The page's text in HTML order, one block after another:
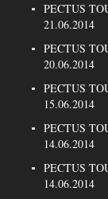
PECTUS
21.06.2014
PECTUS
20.06.2014
PECTUS
15.06.2014
PECTUS
14.06.2014
PECTUS
14.06.2014